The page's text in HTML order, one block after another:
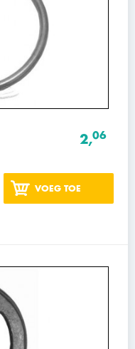
2,06
VOEG TOE